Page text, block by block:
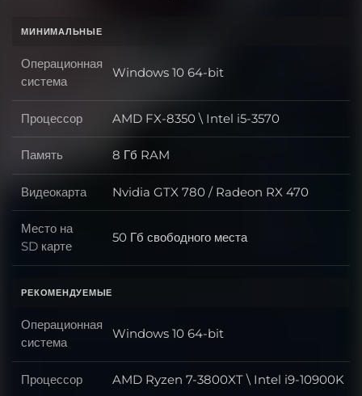
МИНИМАЛЬНЫЕ
Операционная
система
Операционная система
Windows 10 64-bit
Процессор Процессор
AMD FX-8350 \ Intel i5-3570
Память Память
8 Гб RAM
Видеокарта Видеокарта
Nvidia GTX 780 / Radeon RX 470
Место на
SD карте
Место на SD карте
50 Гб свободного места
РЕКОМЕНДУЕМЫЕ
Операционная
система
Операционная система
Windows 10 64-bit
Процессор Процессор
AMD Ryzen 7-3800XT \ Intel i9-10900K